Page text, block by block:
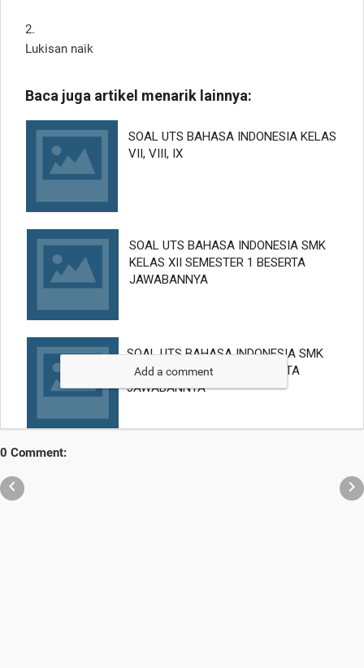
2.
Lukisan naik
Add a comment
0 Comment:
 